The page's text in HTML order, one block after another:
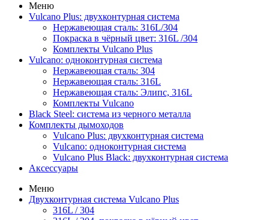
Меню
Vulcano Plus: двухконтурная система
Нержавеющая сталь: 316L/304
Покраска в чёрный цвет: 316L /304
Комплекты Vulcano Plus
Vulcano: одноконтурная система
Нержавеющая сталь: 304
Нержавеющая сталь: 316L
Нержавеющая сталь: Элипс, 316L
Комплекты Vulcano
Black Steel: система из черного металла
Комплекты дымоходов
Vulcano Plus: двухконтурная система
Vulcano: одноконтурная система
Vulcano Plus Black: двухконтурная система
Аксессуары
Меню
Двухконтурная система Vulcano Plus
316L / 304